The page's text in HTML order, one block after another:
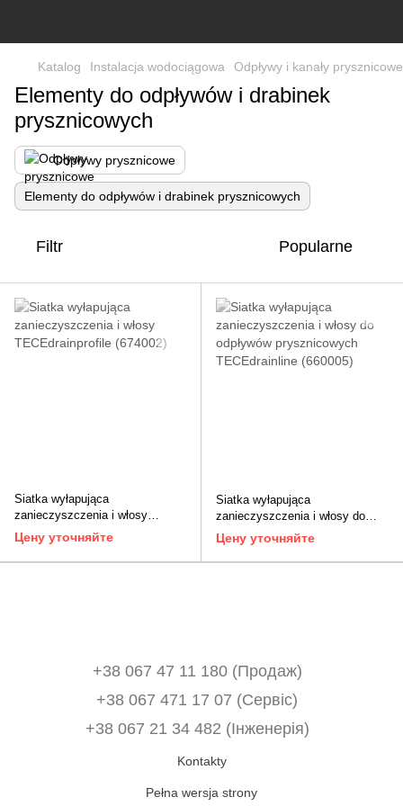
Katalog Instalacja wodociągowa Odpływy i kanały prysznicowe
Elementy do odpływów i drabinek
prysznicowych
Odpływy prysznicowe
Elementy do odpływów i drabinek prysznicowych
Filtr Popularne
Siatka wyłapująca
zanieczyszczenia i włosy
TECEdrainprofile (674002)
Цену уточняйте
Siatka wyłapująca
zanieczyszczenia i włosy do
odpływów prysznicowych
TECEdrainline (660005)
Цену уточняйте
+38 067 47 11 180 (Продаж)
+38 067 471 17 07 (Сервіс)
‎+38 067 21 34 482 (Інженерія)
Kontakty
Pełna wersja strony